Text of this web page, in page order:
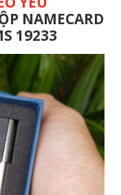
NAMECARD
19233